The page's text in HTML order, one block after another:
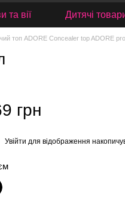
та вії Дитячі
топ ADORE Concealer top ADORE
грн
Увійти для відображення